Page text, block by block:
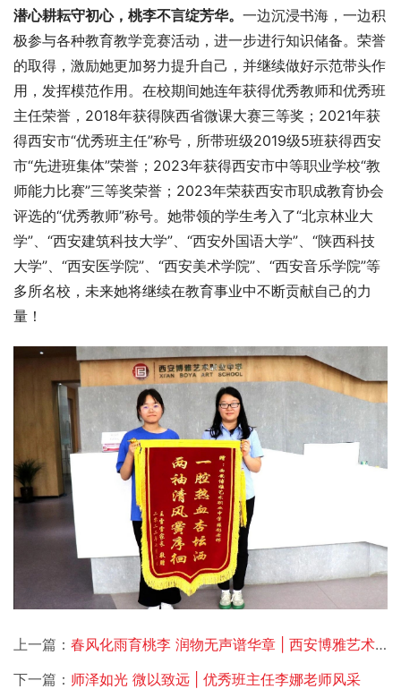
潜心耕耘守初心，桃李不言绽芳华。 一边沉浸书海，一边积
极参与各种教育教学竞赛活动，进一步进行知识储备。荣誉
的取得，激励她更加努力提升自己，并继续做好示范带头作
用，发挥模范作用。在校期间她连年获得优秀教师和优秀班
主任荣誉，2018年获得陕西省微课大赛三等奖；2021年获
得西安市“优秀班主任”称号，所带班级2019级5班获得西安
市“先进班集体”荣誉；2023年获得西安市中等职业学校“教
师能力比赛”三等奖荣誉；2023年荣获西安市职成教育协会
评选的“优秀教师”称号。她带领的学生考入了“北京林业大
学”、“西安建筑科技大学”、“西安外国语大学”、“陕西科技
大学”、“西安医学院”、“西安美术学院”、“西安音乐学院”等
多所名校，未来她将继续在教育事业中不断贡献自己的力
量！
上一篇： 春风化雨育桃李 润物无声谱华章 | 西安博雅艺术职业高中优秀班主任王友谊老师风采
下一篇： 师泽如光 微以致远 | 优秀班主任李娜老师风采